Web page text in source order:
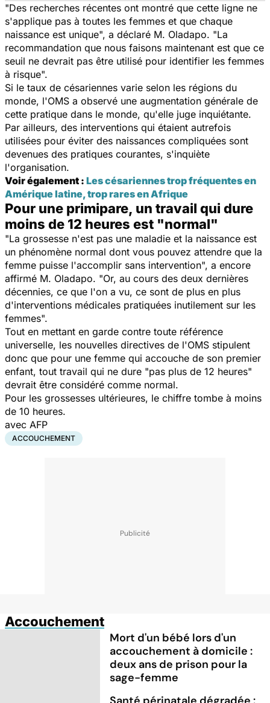
"Des recherches récentes ont montré que cette ligne ne
s'applique pas à toutes les femmes et que chaque
naissance est unique", a déclaré M. Oladapo. "La
recommandation que nous faisons maintenant est que ce
seuil ne devrait pas être utilisé pour identifier les femmes
à risque".
Si le taux de césariennes varie selon les régions du
monde, l'OMS a observé une augmentation générale de
cette pratique dans le monde, qu'elle juge inquiétante.
Par ailleurs, des interventions qui étaient autrefois
utilisées pour éviter des naissances compliquées sont
devenues des pratiques courantes, s'inquiète
l'organisation.
Voir également : Les césariennes trop fréquentes en
Amérique latine, trop rares en Afrique
Pour une primipare, un travail qui dure
moins de 12 heures est "normal"
"La grossesse n'est pas une maladie et la naissance est
un phénomène normal dont vous pouvez attendre que la
femme puisse l'accomplir sans intervention", a encore
affirmé M. Oladapo. "Or, au cours des deux dernières
décennies, ce que l'on a vu, ce sont de plus en plus
d'interventions médicales pratiquées inutilement sur les
femmes".
Tout en mettant en garde contre toute référence
universelle, les nouvelles directives de l'OMS stipulent
donc que pour une femme qui accouche de son premier
enfant, tout travail qui ne dure "pas plus de 12 heures"
devrait être considéré comme normal.
Pour les grossesses ultérieures, le chiffre tombe à moins
de 10 heures.
avec AFP
ACCOUCHEMENT
Accouchement
Mort d'un bébé lors d'un
accouchement à domicile :
deux ans de prison pour la
sage-femme